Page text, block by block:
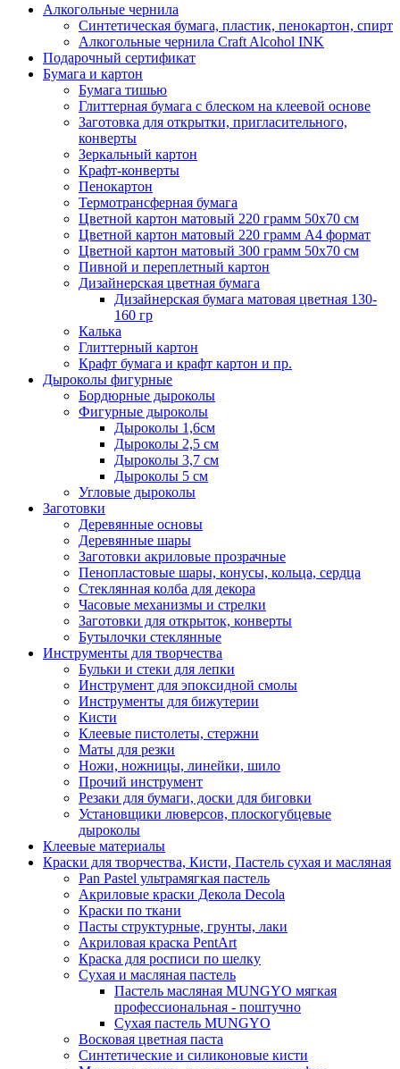
Алкогольные чернила
Синтетическая бумага, пластик, пенокартон, спирт
Алкогольные чернила Craft Alcohol INK
Подарочный сертификат
Бумага и картон
Бумага тишью
Глиттерная бумага с блеском на клеевой основе
Заготовка для открытки, пригласительного,
конверты
Зеркальный картон
Крафт-конверты
Пенокартон
Термотрансферная бумага
Цветной картон матовый 220 грамм 50х70 см
Цветной картон матовый 220 грамм A4 формат
Цветной картон матовый 300 грамм 50х70 см
Пивной и переплетный картон
Дизайнерская цветная бумага
Дизайнерская бумага матовая цветная 130-
160 гр
Калька
Глиттерный картон
Крафт бумага и крафт картон и пр.
Дыроколы фигурные
Бордюрные дыроколы
Фигурные дыроколы
Дыроколы 1,6см
Дыроколы 2,5 см
Дыроколы 3,7 см
Дыроколы 5 см
Угловые дыроколы
Заготовки
Деревянные основы
Деревянные шары
Заготовки акриловые прозрачные
Пенопластовые шары, конусы, кольца, сердца
Стеклянная колба для декора
Часовые механизмы и стрелки
Заготовки для открыток, конверты
Бутылочки стеклянные
Инструменты для творчества
Бульки и стеки для лепки
Инструмент для эпоксидной смолы
Инструменты для бижутерии
Кисти
Клеевые пистолеты, стержни
Маты для резки
Ножи, ножницы, линейки, шило
Прочий инструмент
Резаки для бумаги, доски для биговки
Установщики люверсов, плоскогубцевые
дыроколы
Клеевые материалы
Краски для творчества, Кисти, Пастель сухая и масляная
Pan Pastel ультрамягкая пастель
Акриловые краски Декола Decola
Краски по ткани
Пасты структурные, грунты, лаки
Акриловая краска PentArt
Краска для росписи по шелку
Cухая и масляная пастель
Пастель масляная MUNGYO мягкая
профессиональная - поштучно
Сухая пастель MUNGYO
Восковая цветная паста
Синтетические и силиконовые кисти